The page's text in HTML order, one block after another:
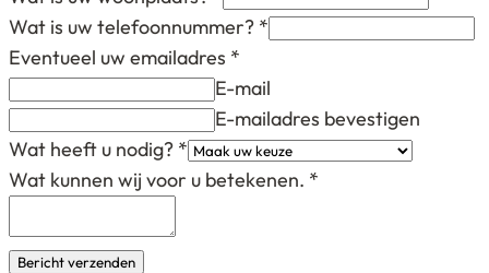
Wat is uw telefoonnummer? *
Eventueel uw emailadres *
E-mail
E-mailadres bevestigen
Wat heeft u nodig? *
Wat kunnen wij voor u betekenen. *
Bericht verzenden